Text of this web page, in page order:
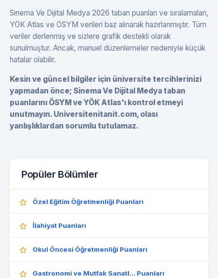
Sinema Ve Dijital Medya 2026 taban puanları ve sıralamaları,
YÖK Atlas ve ÖSYM verileri baz alınarak hazırlanmıştır. Tüm
veriler derlenmiş ve sizlere grafik destekli olarak
sunulmuştur. Ancak, manuel düzenlemeler nedeniyle küçük
hatalar olabilir.
Kesin ve güncel bilgiler için üniversite tercihlerinizi
yapmadan önce; Sinema Ve Dijital Medya taban
puanlarını ÖSYM ve YÖK Atlas'ı kontrol etmeyi
unutmayın. Universitenitanit.com, olası
yanlışlıklardan sorumlu tutulamaz.
Popüler Bölümler
Özel Eğitim Öğretmenliği Puanları
İlahiyat Puanları
Okul Öncesi Öğretmenliği Puanları
Gastronomi ve Mutfak Sanatl... Puanları